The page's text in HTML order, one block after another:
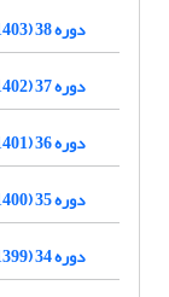
دوره 38 (1403)
دوره 37 (1402)
دوره 36 (1401)
دوره 35 (1400)
دوره 34 (1399)